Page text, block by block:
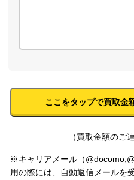
（買取金額のご
※キャリアメール（
用の際には、自動返信メールを